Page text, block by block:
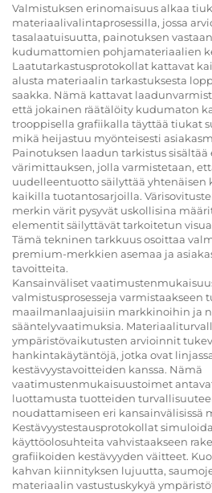
Valmistuksen erinomaisuus alkaa
materiaalivalintaprosessilla, jossa
tasalaatuisuutta, painotuksen
kudumattomien pohjamateriaalien
Laatutarkastusprotokollat kattavat
alusta materiaalin tarkastuksesta
saakka. Nämä kattavat
että jokainen räätälöity kudumaton
trooppisella grafiikalla täyttää tiukat
mikä heijastuu myönteisesti
Painotuksen laadun tarkistus sisältää
värimittauksen, jolla varmistetaan,
uudelleentuotto säilyttää
kaikilla tuotantosarjoilla.
merkin värit pysyvät uskollisina
elementit säilyttävät tarkoitetun
Tämä tekninen tarkkuus osoittaa
premium-merkkien asemaa ja
tavoitteita.
Kansainväliset
valmistusprosesseja varmistaakseen
maailmanlaajuisiin markkinoihin ja
sääntelyvaatimuksia.
ympäristövaikutusten arvioinnit
hankintakäytäntöjä, jotka ovat
kestävyystavoitteiden kanssa. Nämä
vaatimustenmukaisuustoimet
luottamusta tuotteiden
noudattamiseen eri kansainvälisissä
Kestävyystestausprotokollat
käyttöolosuhteita vahvistaakseen
grafiikoiden kestävyyden väitteet.
kahvan kiinnityksen lujuutta,
materiaalin vastustuskykyä